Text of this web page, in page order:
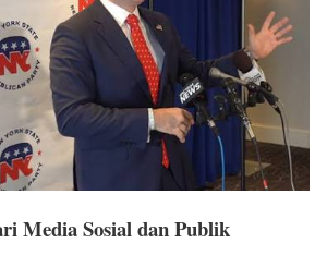
Media Sosial dan Publik